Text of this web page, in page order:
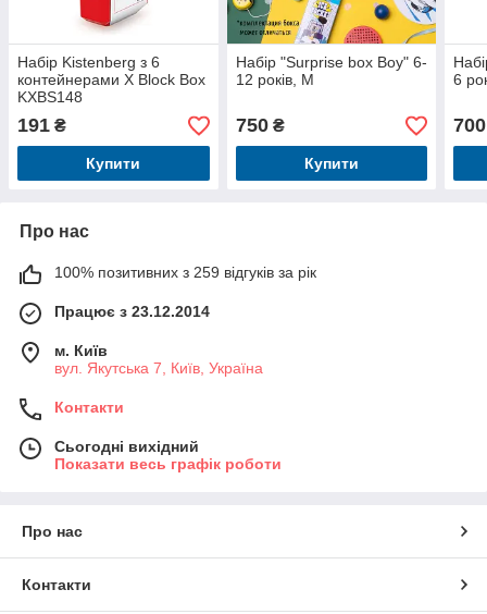
Набір Kistenberg з 6
контейнерами X Block Box
KXBS148
191 ₴
Купити
Набір "Surprise box Boy" 6-
12 років, M
750₴
Купити
6
700
Про нас
100% позитивних з 259 відгуків за рік
Працює з 23.12.2014
м. Київ
вул. Якутська 7, Київ, Україна
Контакти
Сьогодні вихідний
Показати весь графік роботи
Про нас
Контакти